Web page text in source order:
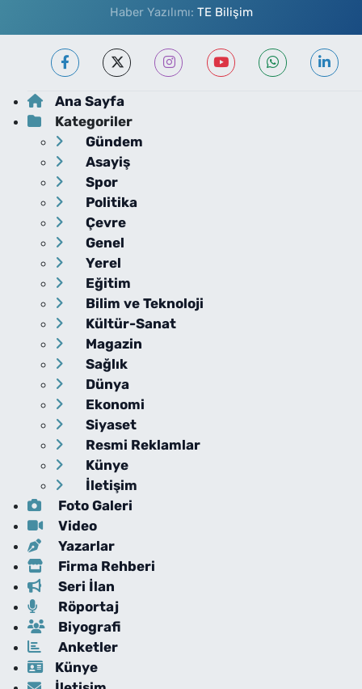
Haber Yazılımı: TE Bilişim
Ana Sayfa
Kategoriler
Gündem
Asayiş
Spor
Politika
Çevre
Genel
Yerel
Eğitim
Bilim ve Teknoloji
Kültür-Sanat
Magazin
Sağlık
Dünya
Ekonomi
Siyaset
Resmi Reklamlar
Künye
İletişim
Foto Galeri
Video
Yazarlar
Firma Rehberi
Seri İlan
Röportaj
Biyografi
Anketler
Künye